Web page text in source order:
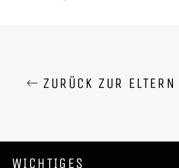
ZURÜCK ZUR
WICHTIGES